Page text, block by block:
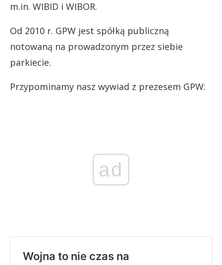
m.in. WIBID i WIBOR.
Od 2010 r. GPW jest spółką publiczną
notowaną na prowadzonym przez siebie
parkiecie.
Przypominamy nasz wywiad z prezesem GPW:
ad